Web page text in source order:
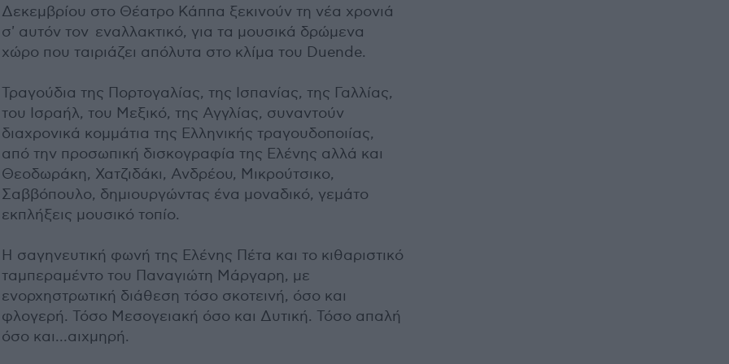
Δεκεμβρίου στο Θέατρο Κάππα ξεκινούν τη νέα χρονιά
σ' αυτόν τον εναλλακτικό, για τα μουσικά δρώμενα
χώρο που ταιριάζει απόλυτα στο κλίμα του Duende.
Τραγούδια της Πορτογαλίας, της Ισπανίας, της Γαλλίας,
του Ισραήλ, του Μεξικό, της Αγγλίας, συναντούν
διαχρονικά κομμάτια της Ελληνικής τραγουδοποιίας,
από την προσωπική δισκογραφία της Ελένης αλλά και
Θεοδωράκη, Χατζιδάκι, Ανδρέου, Μικρούτσικο,
Σαββόπουλο, δημιουργώντας ένα μοναδικό, γεμάτο
εκπλήξεις μουσικό τοπίο.
Η σαγηνευτική φωνή της Ελένης Πέτα και το κιθαριστικό
ταμπεραμέντο του Παναγιώτη Μάργαρη, με
ενορχηστρωτική διάθεση τόσο σκοτεινή, όσο και
φλογερή. Τόσο Μεσογειακή όσο και Δυτική. Τόσο απαλή
όσο και...αιχμηρή.